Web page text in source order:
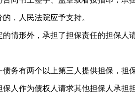
，人民法院应予支持。
形外，承担了担保责任的担保人
有两个以上第三人提供担保，担
保人作为债权人请求其他担保人承担